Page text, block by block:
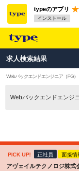
typeのアプリ
インストール
求人検索結果
Webバックエンドエンジニア（PG
Webバックエンドエンジ
PICK UP! 正社員 面接情
アヴェイルテクノロジ株式